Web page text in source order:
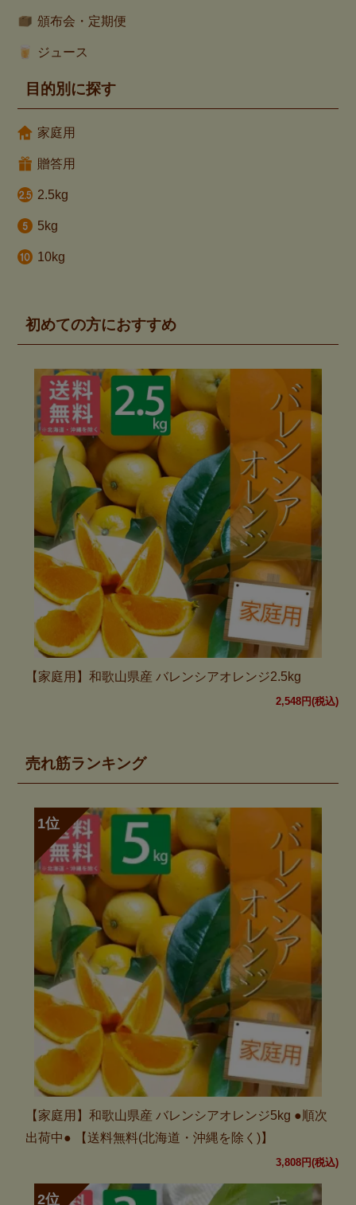
頒布会・定期便
ジュース
目的別に探す
家庭用
贈答用
2.5kg
5kg
10kg
初めての方におすすめ
【家庭用】和歌山県産 バレンシアオレンジ2.5kg
2,548円(税込)
売れ筋ランキング
【家庭用】和歌山県産 バレンシアオレンジ5kg ●順次
出荷中● 【送料無料(北海道・沖縄を除く)】
3,808円(税込)